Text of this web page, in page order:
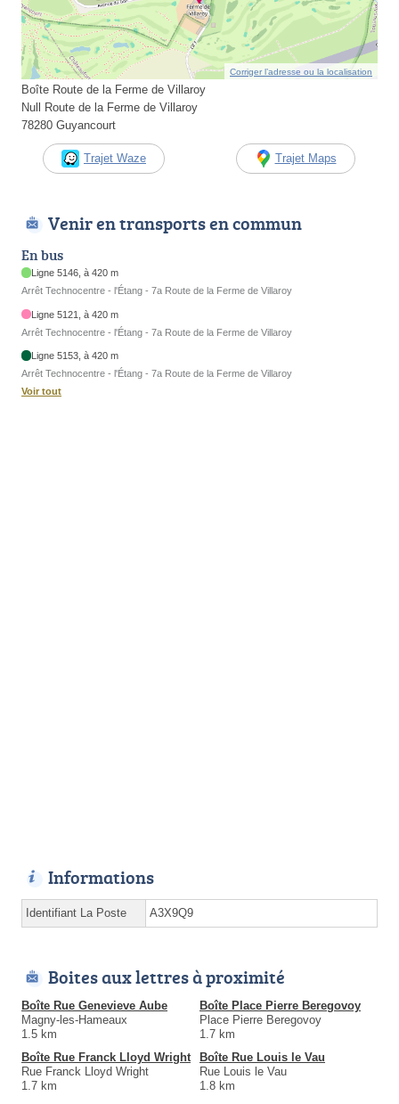
Corriger l’adresse ou la localisation
Boîte Route de la Ferme de Villaroy
Null Route de la Ferme de Villaroy
78280 Guyancourt
Trajet Waze Trajet Maps
Venir en transports en commun
En bus
Ligne 5146, à 420 m
Arrêt Technocentre - l'Étang - 7a Route de la Ferme de Villaroy
Ligne 5121, à 420 m
Arrêt Technocentre - l'Étang - 7a Route de la Ferme de Villaroy
Ligne 5153, à 420 m
Arrêt Technocentre - l'Étang - 7a Route de la Ferme de Villaroy
Voir tout
Informations
Identifiant La Poste A3X9Q9
Boites aux lettres à proximité
Boîte Rue Genevieve Aube
Magny-les-Hameaux
1.5 km
Boîte Place Pierre Beregovoy
Place Pierre Beregovoy
1.7 km
Boîte Rue Franck Lloyd Wright
Rue Franck Lloyd Wright
1.7 km
Boîte Rue Louis le Vau
Rue Louis le Vau
1.8 km